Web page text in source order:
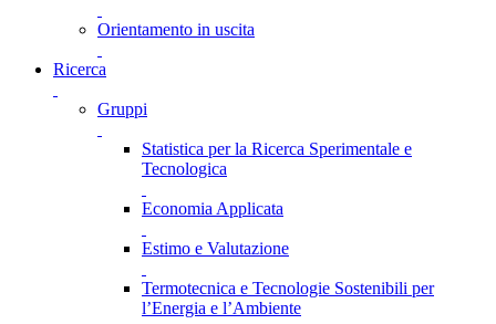
Orientamento in uscita
Ricerca
Gruppi
Statistica per la Ricerca Sperimentale e
Tecnologica
Economia Applicata
Estimo e Valutazione
Termotecnica e Tecnologie Sostenibili per
l’Energia e l’Ambiente